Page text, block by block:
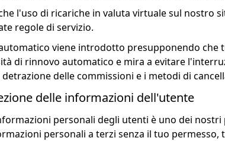
l'uso di ricariche in valuta virtuale sul
regole di servizio.
viene introdotto presupponendo
di rinnovo automatico e mira a evitare
delle commissioni e i metodi di
delle informazioni dell'utente
personali degli utenti è uno dei
personali a terzi senza il tuo